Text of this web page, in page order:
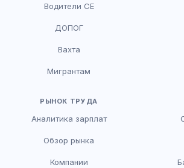
Водители CE
ДОПОГ
Вахта
Мигрантам
РЫНОК ТРУДА
Аналитика зарплат
Обзор рынка
Компании
HR-консультант
Здравствуйте! Я AI-консультант
помочь?